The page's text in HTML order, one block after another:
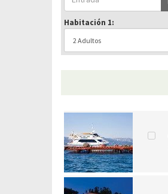
Habitación 1: